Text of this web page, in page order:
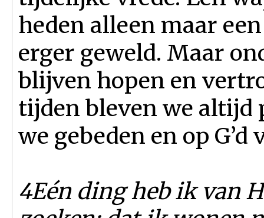
heden alleen maar
erger geweld. Maar
blijven hopen en
tijden bleven we altijd
we gebeden en op
4Eén ding heb ik van